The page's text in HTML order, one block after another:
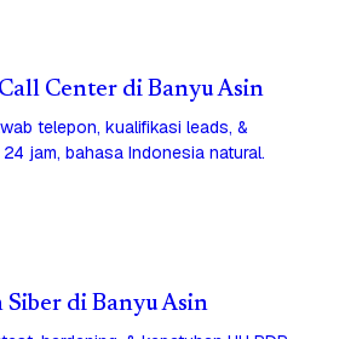
Center di Banyu Asin
telepon, kualifikasi leads, &
jam, bahasa Indonesia natural.
Siber di Banyu Asin